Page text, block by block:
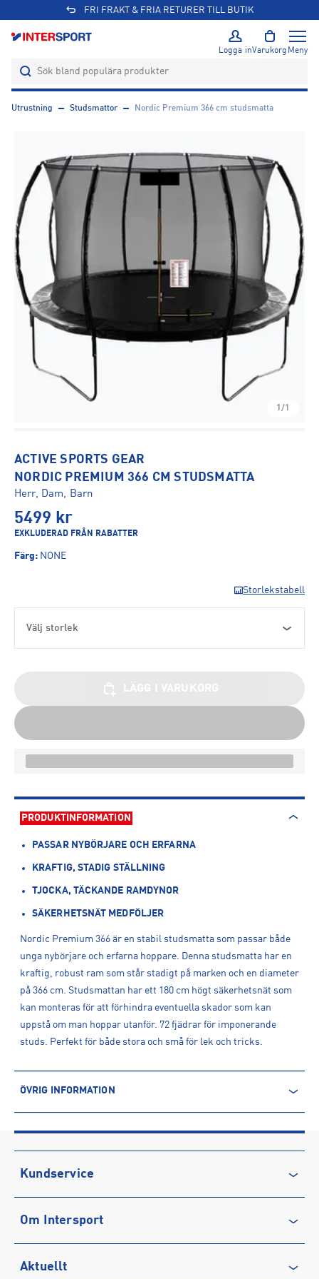
FRI FRAKT & FRIA RETURER TILL BUTIK
Logga inVarukorg Meny
Utrustning Studsmattor Nordic Premium 366 cm studsmatta
1/1
ACTIVE SPORTS GEAR
NORDIC PREMIUM 366 CM STUDSMATTA
Herr, Dam, Barn
5499 kr
EXKLUDERAD FRÅN RABATTER
Färg: NONE
Storlekstabell
Välj storlek
PRODUKTINFORMATION
PASSAR NYBÖRJARE OCH ERFARNA
KRAFTIG, STADIG STÄLLNING
TJOCKA, TÄCKANDE RAMDYNOR
SÄKERHETSNÄT MEDFÖLJER
Nordic Premium 366 är en stabil studsmatta som passar både
unga nybörjare och erfarna hoppare. Denna studsmatta har en
kraftig, robust ram som står stadigt på marken och en diameter
på 366 cm. Studsmattan har ett 180 cm högt säkerhetsnät som
kan monteras för att förhindra eventuella skador som kan
uppstå om man hoppar utanför. 72 fjädrar för imponerande
studs. Perfekt för både stora och små för lek och tricks.
ÖVRIG INFORMATION
Produktnummer: 1612746
Leverantörens produktnummer: ASG5118
Artikelnummer: 161274601-none
Tillverkaradress
Kontakt tillverkare: info@spsca.se
Kundservice
Vanliga frågor & svar
Köpvillkor
Om Intersport
Karriär på INTERSPORT
Aktuellt